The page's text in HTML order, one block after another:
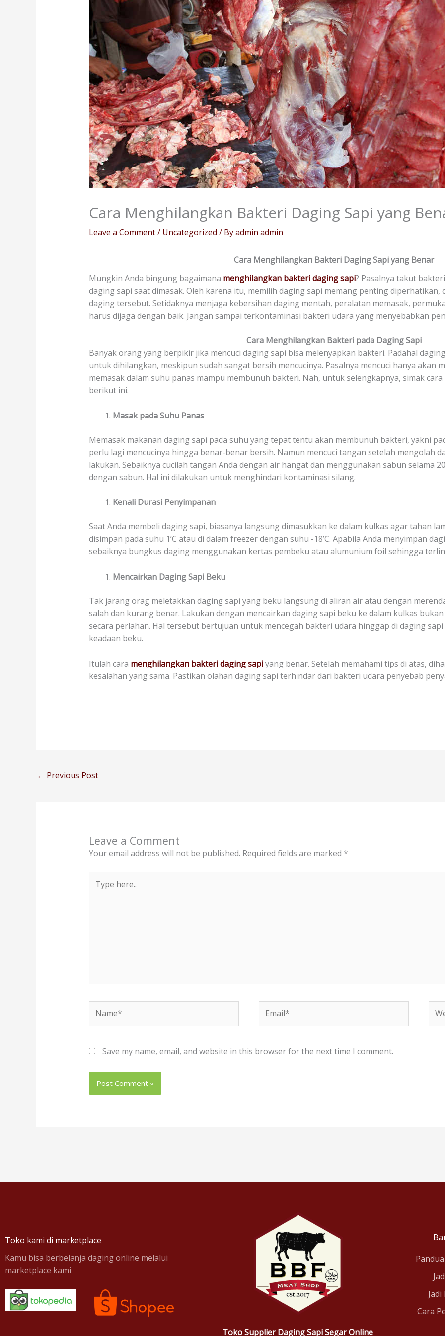
Cara Menghilangkan Bakteri Daging Sapi yang
Leave a Comment/ Uncategorized / Byadmin admin
Cara Menghilangkan Bakteri Daging Sapi yang Benar
Mungkin Anda bingung bagaimana menghilangkan bakteri daging sapi? Pasalnya takut
daging sapi saat dimasak. Oleh karena itu, memilih daging sapi memang penting diperhatikan,
daging tersebut. Setidaknya menjaga kebersihan daging mentah, peralatan memasak,
harus dijaga dengan baik. Jangan sampai terkontaminasi bakteri udara yang menyebabkan
Cara Menghilangkan Bakteri pada Daging Sapi
Banyak orang yang berpikir jika mencuci daging sapi bisa melenyapkan bakteri. Padahal
untuk dihilangkan, meskipun sudah sangat bersih mencucinya. Pasalnya mencuci hanya akan
memasak dalam suhu panas mampu membunuh bakteri. Nah, untuk selengkapnya, simak cara
berikut ini.
Masak pada Suhu Panas
Memasak makanan daging sapi pada suhu yang tepat tentu akan membunuh bakteri, yakni
perlu lagi mencucinya hingga benar-benar bersih. Namun mencuci tangan setelah mengolah
lakukan. Sebaiknya cucilah tangan Anda dengan air hangat dan menggunakan sabun selama
dengan sabun. Hal ini dilakukan untuk menghindari kontaminasi silang.
Kenali Durasi Penyimpanan
Saat Anda membeli daging sapi, biasanya langsung dimasukkan ke dalam kulkas agar tahan
disimpan pada suhu 1’C atau di dalam freezer dengan suhu -18’C. Apabila Anda menyimpan
sebaiknya bungkus daging menggunakan kertas pembeku atau alumunium foil sehingga
Mencairkan Daging Sapi Beku
Tak jarang orag meletakkan daging sapi yang beku langsung di aliran air atau dengan
salah dan kurang benar. Lakukan dengan mencairkan daging sapi beku ke dalam kulkas
secara perlahan. Hal tersebut bertujuan untuk mencegah bakteri udara hinggap di daging
keadaan beku.
Itulah cara menghilangkan bakteri daging sapiyang benar. Setelah memahami tips di atas,
kesalahan yang sama. Pastikan olahan daging sapi terhindar dari bakteri udara penyebab
← Previous Post
Leave a Comment
Your email address will not be published. Required fields are marked *
here..
Save my name, email, and website in this browser for the next time I comment.
Toko kami di marketplace
Kamu bisa berbelanja daging online melalui
marketplace kami
Toko Supplier Daging Sapi Segar Online
Jadi
Cara